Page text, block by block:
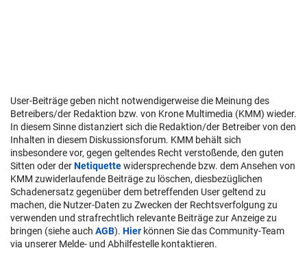
User-Beiträge geben nicht notwendigerweise die Meinung des
Betreibers/der Redaktion bzw. von Krone Multimedia (KMM) wieder.
In diesem Sinne distanziert sich die Redaktion/der Betreiber von den
Inhalten in diesem Diskussionsforum. KMM behält sich
insbesondere vor, gegen geltendes Recht verstoßende, den guten
Sitten oder derNetiquettewidersprechende bzw. dem Ansehen von
KMM zuwiderlaufende Beiträge zu löschen, diesbezüglichen
Schadenersatz gegenüber dem betreffenden User geltend zu
machen, die Nutzer-Daten zu Zwecken der Rechtsverfolgung zu
verwenden und strafrechtlich relevante Beiträge zur Anzeige zu
bringen (siehe auch AGB). Hier können Sie das Community-Team
via unserer Melde- und Abhilfestelle kontaktieren.